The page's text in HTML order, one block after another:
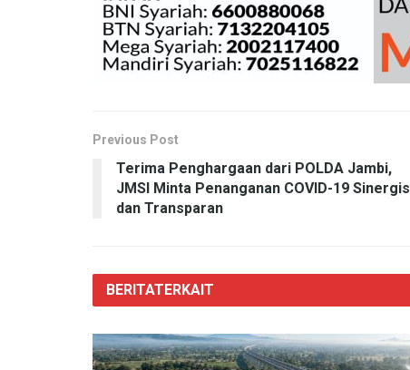
Previous Post
Terima Penghargaan dari POLDA Jambi,
JMSI Minta Penanganan COVID-19 Sinergis
dan Transparan
BERITATERKAIT